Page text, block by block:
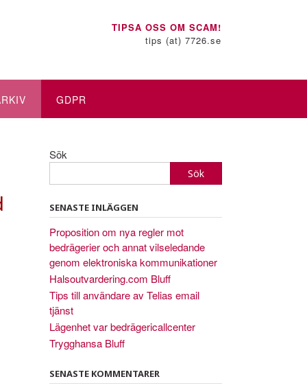
TIPSA OSS OM SCAM!
tips (at) 7726.se
GDPR
Sök
Sök
SENASTE INLÄGGEN
Proposition om nya regler mot
bedrägerier och annat vilseledande
genom elektroniska kommunikationer
Halsoutvardering.com Bluff
Tips till användare av Telias email
tjänst
Lägenhet var bedrägericallcenter
Trygghansa Bluff
SENASTE KOMMENTARER